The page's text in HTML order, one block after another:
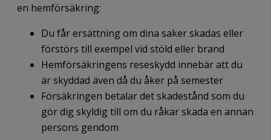
en hemförsäkring:
Du får ersättning om dina saker skadas eller
förstörs till exempel vid stöld eller brand
Hemförsäkringens reseskydd innebär att du
är skyddad även då du åker på semester
Försäkringen betalar det skadestånd som du
gör dig skyldig till om du råkar skada en annan
persons gendom